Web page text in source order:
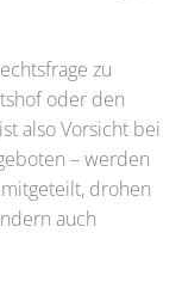
zu
oder den
also Vorsicht bei
– werden
drohen
auch